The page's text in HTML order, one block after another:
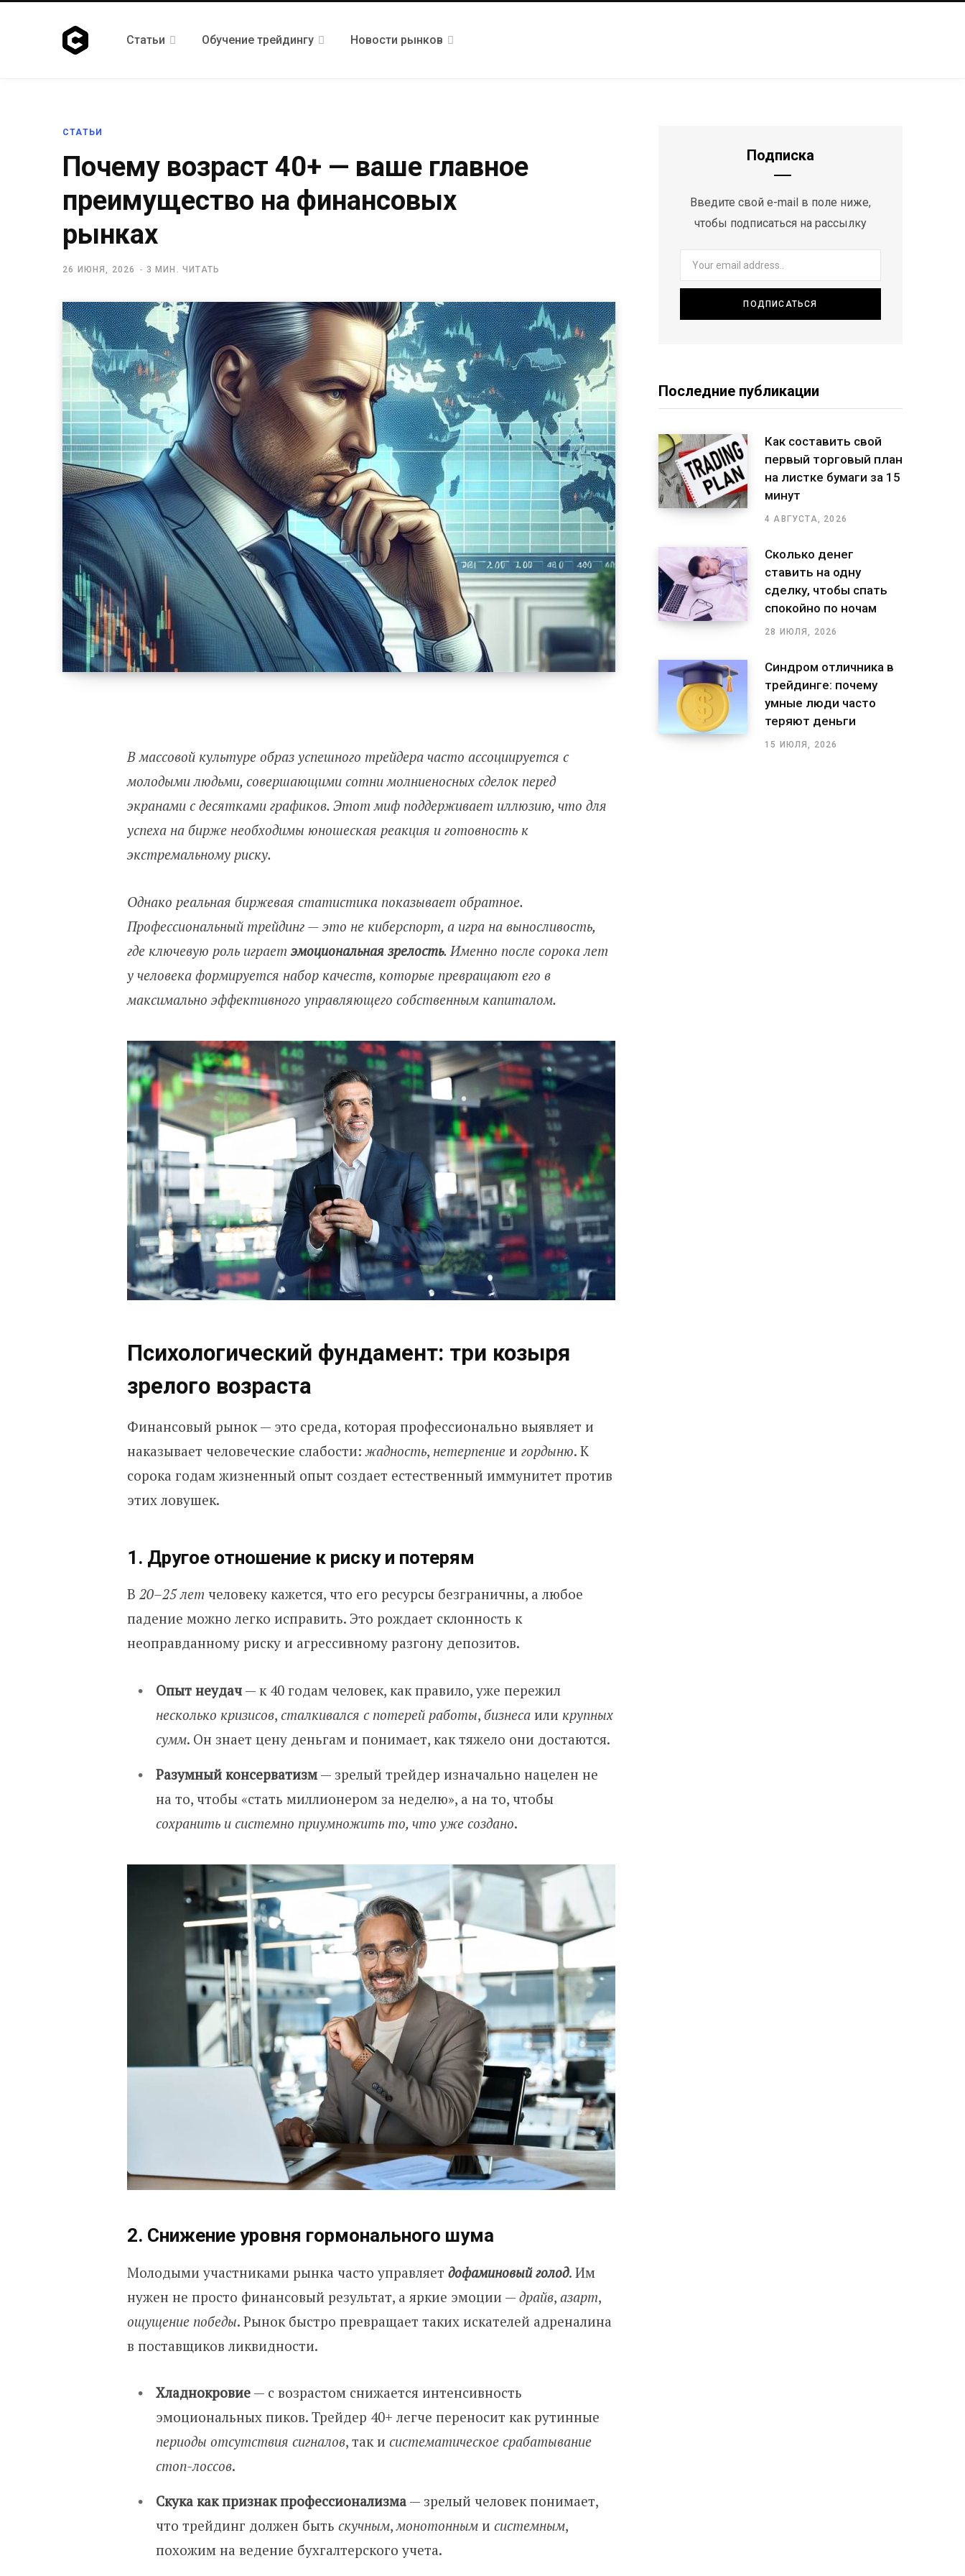
Статьи Обучение трейдингу Новости рынков
СТАТЬИ
Почему возраст 40+ — ваше главное
преимущество на финансовых
рынках
26 ИЮНЯ, 2026 3 МИН. ЧИТАТЬ
В массовой культуре образ успешного трейдера часто ассоциируется с
молодыми людьми, совершающими сотни молниеносных сделок перед
экранами с десятками графиков. Этот миф поддерживает иллюзию, что для
успеха на бирже необходимы юношеская реакция и готовность к
экстремальному риску.
Однако реальная биржевая статистика показывает обратное.
Профессиональный трейдинг — это не киберспорт, а игра на выносливость,
где ключевую роль играетэмоциональная зрелость. Именно после сорока лет
у человека формируется набор качеств, которые превращают его в
максимально эффективного управляющего собственным капиталом.
Психологический фундамент: три козыря
зрелого возраста
Финансовый рынок — это среда, которая профессионально выявляет и
наказывает человеческие слабости: жадность, нетерпение и гордыню. К
сорока годам жизненный опыт создает естественный иммунитет против
этих ловушек.
1. Другое отношение к риску и потерям
В 20–25 лет человеку кажется, что его ресурсы безграничны, а любое
падение можно легко исправить. Это рождает склонность к
неоправданному риску и агрессивному разгону депозитов.
Опыт неудач — к 40 годам человек, как правило, уже пережил
несколько кризисов, сталкивался с потерей работы, бизнеса или крупных
сумм. Он знает цену деньгам и понимает, как тяжело они достаются.
Разумный консерватизм — зрелый трейдер изначально нацелен не
на то, чтобы «стать миллионером за неделю», а на то, чтобы
сохранить и системно приумножить то, что уже создано.
2. Снижение уровня гормонального шума
Молодыми участниками рынка часто управляет дофаминовый голод. Им
нужен не просто финансовый результат, а яркие эмоции — драйв, азарт,
ощущение победы. Рынок быстро превращает таких искателей адреналина
в поставщиков ликвидности.
Хладнокровие — с возрастом снижается интенсивность
эмоциональных пиков. Трейдер 40+ легче переносит как рутинные
периоды отсутствия сигналов, так и систематическое срабатывание
стоп-лоссов.
Скука как признак профессионализма — зрелый человек понимает,
что трейдинг должен быть скучным,монотонным и системным,
похожим на ведение бухгалтерского учета.
Подписка
Введите свой e-mail в поле ниже,
чтобы подписаться на рассылку
Последние публикации
Как составить свой
первый торговый план
на листке бумаги за 15
минут
4 АВГУСТА, 2026
Сколько денег
ставить на одну
сделку, чтобы спать
спокойно по ночам
28 ИЮЛЯ, 2026
Синдром отличника в
трейдинге: почему
умные люди часто
теряют деньги
15 ИЮЛЯ, 2026